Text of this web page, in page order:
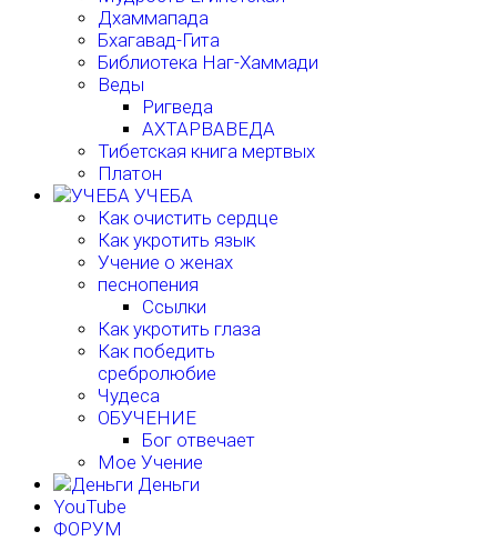
Дхаммапада
Бхагавад-Гита
Библиотека Наг-Хаммади
Веды
Ригведа
АХТАРВАВЕДА
Тибетская книга мертвых
Платон
УЧЕБА
Как очистить сердце
Как укротить язык
Учение о женах
песнопения
Ссылки
Как укротить глаза
Как победить
сребролюбие
Чудеса
ОБУЧЕНИЕ
Бог отвечает
Мое Учение
Деньги
YouTube
ФОРУМ